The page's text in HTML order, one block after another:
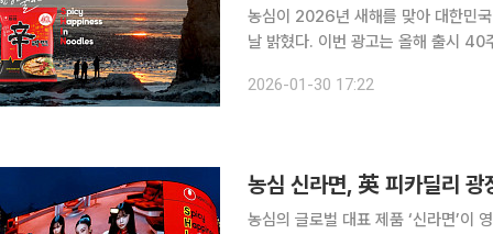
농심이 2026년 새해를 맞아 대한민
날 밝혔다. 이번 광고는 올해 출시 40주년을 맞은 신라면의 첫 번째 캠페인으로, 단순 라면을 넘어
특징이다. 광고 메인 카피는 “우
2026-01-30 17:22
농심 신라면, 英 피카딜리
농심의 글로벌 대표 제품 ‘신라면’이 영국 런